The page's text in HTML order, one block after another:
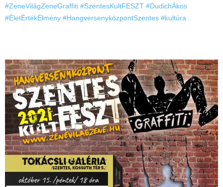
#ZeneVilágZeneGraffiti #SzentesKultFESZT #DudichÁkos
#ÉletÉrtékÉlmény #HangversenyközpontSzentes #kultúra